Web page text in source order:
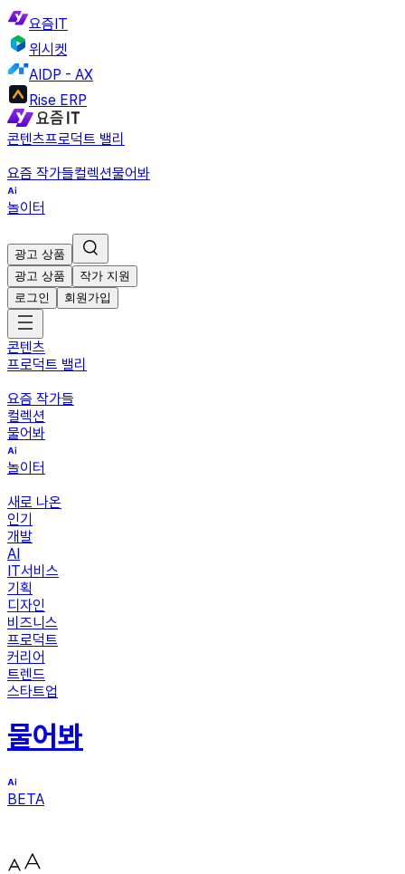
요즘IT
위시켓
AIDP - AX
Rise ERP
콘텐츠프로덕트 밸리
요즘 작가들컬렉션물어봐
놀이터
광고 상품
광고 상품
작가 지원
로그인
회원가입
콘텐츠
프로덕트 밸리
요즘 작가들
컬렉션
물어봐
놀이터
새로 나온
인기
개발
AI
IT서비스
기획
디자인
비즈니스
프로덕트
커리어
트렌드
스타트업
물어봐
BETA